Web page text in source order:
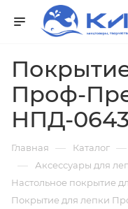
Проф-
НПД-0643
Главная — Каталог —
— Аксессуары для
Настольное покрытие
Покрытие для лепки